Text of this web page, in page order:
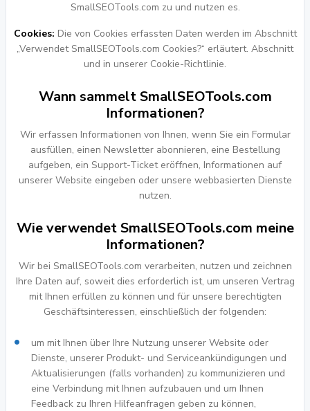
SmallSEOTools.com zu und nutzen es.
Cookies: Die von Cookies erfassten Daten werden im Abschnitt
„Verwendet SmallSEOTools.com Cookies?“ erläutert. Abschnitt
und in unserer Cookie-Richtlinie.
Wann sammelt SmallSEOTools.com
Informationen?
Wir erfassen Informationen von Ihnen, wenn Sie ein Formular
ausfüllen, einen Newsletter abonnieren, eine Bestellung
aufgeben, ein Support-Ticket eröffnen, Informationen auf
unserer Website eingeben oder unsere webbasierten Dienste
nutzen.
Wie verwendet SmallSEOTools.com meine
Informationen?
Wir bei SmallSEOTools.com verarbeiten, nutzen und zeichnen
Ihre Daten auf, soweit dies erforderlich ist, um unseren Vertrag
mit Ihnen erfüllen zu können und für unsere berechtigten
Geschäftsinteressen, einschließlich der folgenden:
um mit Ihnen über Ihre Nutzung unserer Website oder
Dienste, unserer Produkt- und Serviceankündigungen und
Aktualisierungen (falls vorhanden) zu kommunizieren und
eine Verbindung mit Ihnen aufzubauen und um Ihnen
Feedback zu Ihren Hilfeanfragen geben zu können,